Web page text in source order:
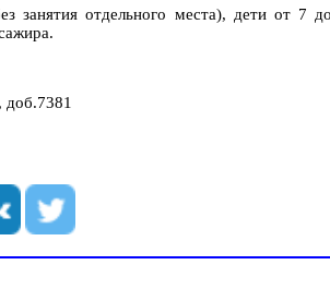
занятия отдельного места), дети от 7
доб.7381